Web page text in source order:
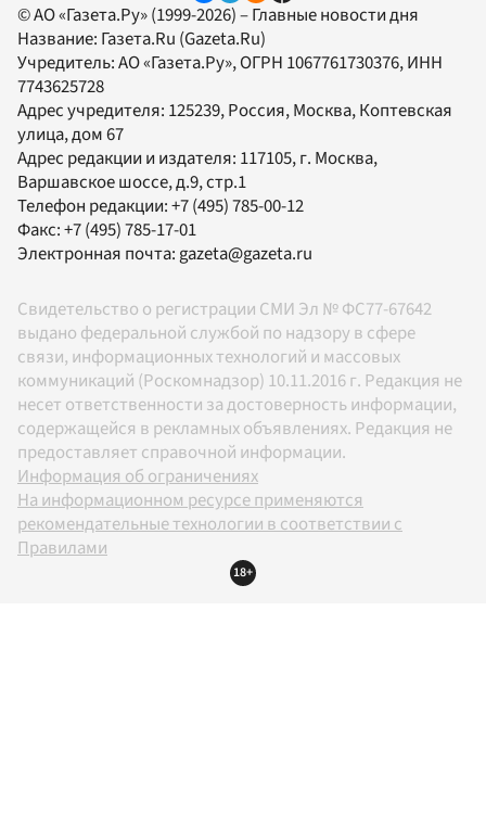
© АО «Газета.Ру» (1999-2026) – Главные новости дня
Название: Газета.Ru (Gazeta.Ru)
Учредитель:АО «Газета.Ру», ОГРН 1067761730376, ИНН
7743625728
Адрес учредителя: 125239, Россия, Москва, Коптевская
улица, дом 67
Адрес редакции и издателя: 117105, г. Москва,
Варшавское шоссе, д.9, стр.1
Телефон редакции:+7 (495) 785-00-12
Факс:+7 (495) 785-17-01
Электронная почта: gazeta@gazeta.ru
Свидетельство о регистрации СМИ Эл № ФС77-67642
выдано федеральной службой по надзору в сфере
связи, информационных технологий и массовых
коммуникаций (Роскомнадзор) 10.11.2016 г. Редакция не
несет ответственности за достоверность информации,
содержащейся в рекламных объявлениях. Редакция не
предоставляет справочной информации.
Информация об ограничениях
На информационном ресурсе применяются
рекомендательные технологии в соответствии с
Правилами
18+